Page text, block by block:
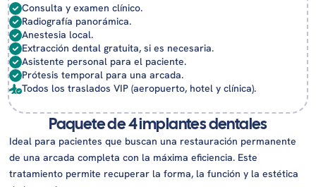
Consulta y examen clínico.
Radiografía panorámica.
Anestesia local.
Extracción dental gratuita, si es necesaria.
Asistente personal para el paciente.
Prótesis temporal para una arcada.
Todos los traslados VIP (aeropuerto, hotel y clínica).
Paquete de 4 implantes dentales
Ideal para pacientes que buscan una restauración permanente
de una arcada completa con la máxima eficiencia. Este
tratamiento permite recuperar la forma, la función y la estética